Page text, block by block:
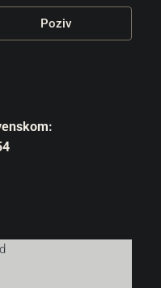
Poziv